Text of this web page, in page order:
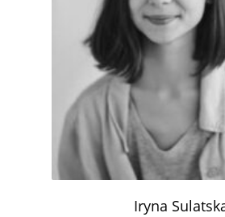
Iryna